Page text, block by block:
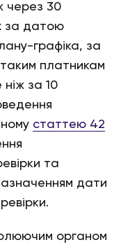
через 30
за датою
графіка, за
платникам
ніж за 10
статтею 42
та
дати
органом